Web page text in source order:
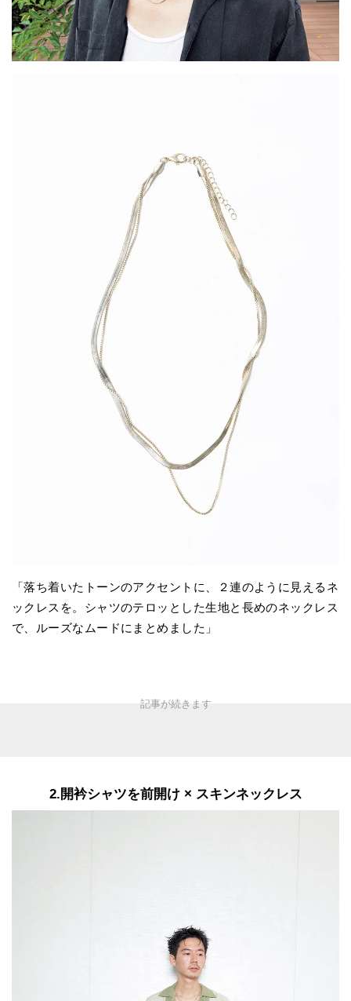
「落ち着いたトーンのアクセントに、２連のように見えるネ
ックレスを。シャツのテロッとした生地と長めのネックレス
で、ルーズなムードにまとめました」
2.開衿シャツを前開け × スキンネックレス